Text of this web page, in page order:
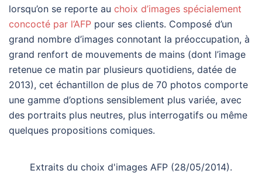
lorsqu’on se reporte au choix d’images spécialement
concocté par l’AFP pour ses clients. Composé d’un
grand nombre d’images connotant la préoccupation, à
grand renfort de mouvements de mains (dont l’image
retenue ce matin par plusieurs quotidiens, datée de
2013), cet échantillon de plus de 70 photos comporte
une gamme d’options sensiblement plus variée, avec
des portraits plus neutres, plus interrogatifs ou même
quelques propositions comiques.
Extraits du choix d'images AFP (28/05/2014).